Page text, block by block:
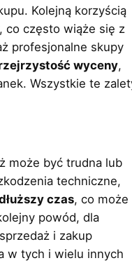
Kolejną korzyścią
co często wiąże się z
profesjonalne skupy
wyceny,
Wszystkie te
może być trudna lub
techniczne,
czas, co może
powód, dla
i zakup
w tych i wielu innych